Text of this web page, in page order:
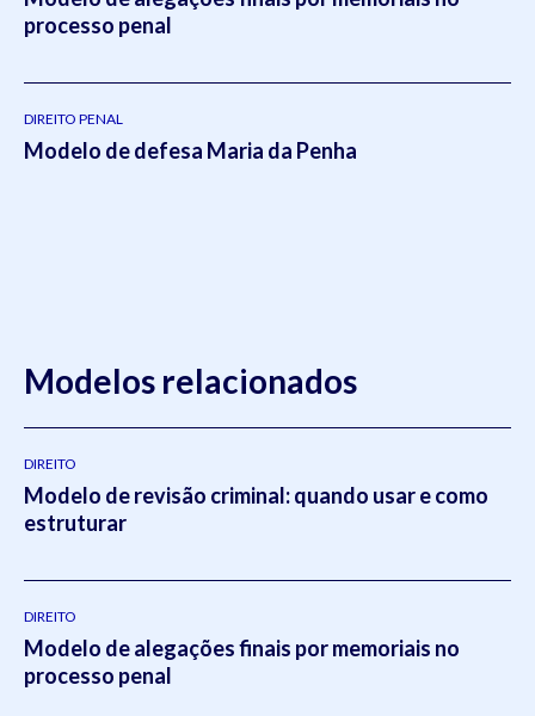
processo penal
DIREITO PENAL
Modelo de defesa Maria da Penha
Modelos relacionados
DIREITO
Modelo de revisão criminal: quando usar e como
estruturar
DIREITO
Modelo de alegações finais por memoriais no
processo penal